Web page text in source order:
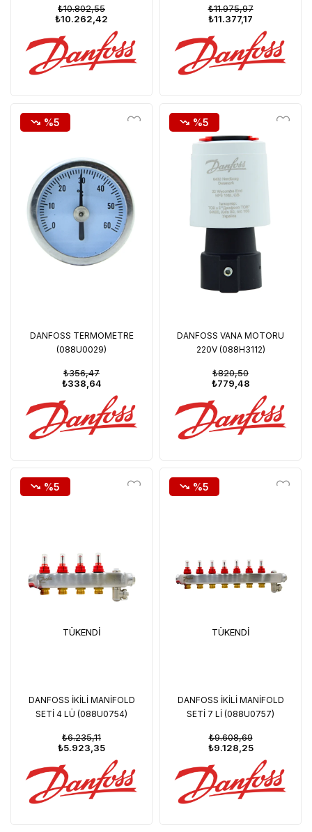
₺10.262,42
₺10.802,55
₺11.377,17
₺11.975,97
DANFOSS TERMOMETRE
(088U0029)
₺338,64
₺356,47
%5
DANFOSS VANA MOTORU
220V (088H3112)
₺779,48
₺820,50
%5
TÜKENDI
DANFOSS İKİLİ MANİFOLD
SETİ 4 LÜ (088U0754)
₺5.923,35
₺6.235,11
%5
TÜKENDI
DANFOSS İKİLİ MANİFOLD
SETİ 7 Lİ (088U0757)
₺9.128,25
₺9.608,69
%5